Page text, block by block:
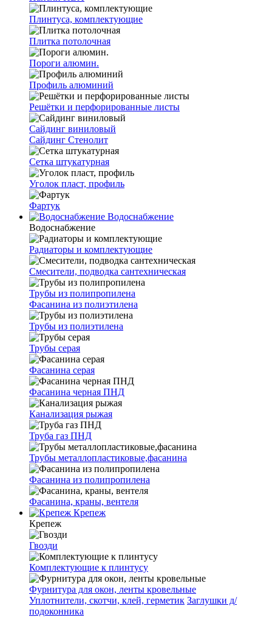
Плинтуса, комплектующие
Плитка потолочная
Пороги алюмин.
Профиль алюминий
Решётки и перфорированные листы
Сайдинг виниловый
Сайдинг Стенолит
Сетка штукатурная
Уголок пласт, профиль
Фартук
Водоснабжение
Водоснабжение
Радиаторы и комплектующие
Смесители, подводка сантехническая
Трубы из полипропилена
Фасанина из полиэтилена
Трубы из полиэтилена
Трубы серая
Фасанина серая
Фасанина черная ПНД
Канализация рыжая
Труба газ ПНД
Трубы металлопластиковые,фасанина
Фасанина из полипропилена
Фасанина, краны, вентеля
Крепеж
Крепеж
Гвозди
Комплектующие к плинтусу
Фурнитура для окон, ленты кровельные
Уплотнители, скотчи, клей, герметик Заглушки д/
подоконника